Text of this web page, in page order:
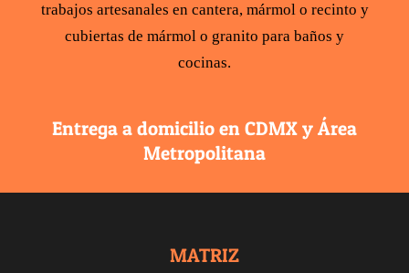
trabajos artesanales en cantera, mármolo recinto y
cubiertas de mármol o granito para baños y
cocinas.
Entrega a domicilio en CDMX y Área
Metropolitana
MATRIZ